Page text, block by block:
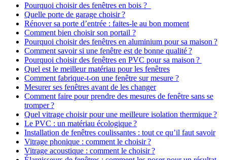
Pourquoi choisir des fenêtres en bois ?
Quelle porte de garage choisir ?
Rénover sa porte d’entrée : faites-le au bon moment
Comment bien choisir son portail ?
Pourquoi choisir des fenêtres en aluminium pour sa maison ?
Comment savoir si une fenêtre est de bonne qualité ?
Pourquoi choisir des fenêtres en PVC pour sa maison ?
Quel est le meilleur matériau pour les fenêtres
Comment fabrique-t-on une fenêtre sur mesure ?
Mesurer ses fenêtres avant de les changer
Comment faire pour prendre des mesures de fenêtre sans se
tromper ?
Quel vitrage choisir pour une meilleure isolation thermique ?
Le PVC : un matériau écologique ?
Installation de fenêtres coulissantes : tout ce qu’il faut savoir
Vitrage phonique : comment le choisir ?
Vitrage acoustique : comment le choisir ?